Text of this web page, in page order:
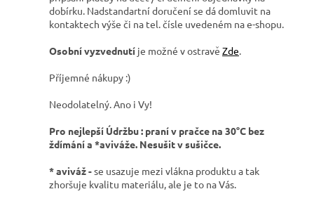
dobírku. Nadstandartní doručení se dá domluvit na
kontaktech výše či na tel. čísle uvedeném na e-shopu.
Osobní vyzvednutí je možné v ostravě Zde.
Příjemné nákupy :)
Neodolatelný. Ano i Vy!
Pro nejlepší Údržbu : praní v pračce na 30°C bez
ždímání a *aviváže. Nesušit v sušičce.
* aviváž -se usazuje mezi vlákna produktu a tak
zhoršuje kvalitu materiálu, ale je to na Vás.